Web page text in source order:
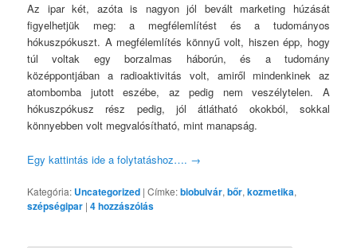
Az ipar két, azóta is nagyon jól bevált marketing húzását
figyelhetjük meg: a megfélemlítést és a tudományos
hókuszpókuszt. A megfélemlítés könnyű volt, hiszen épp, hogy
túl voltak egy borzalmas háborún, és a tudomány
középpontjában a radioaktivitás volt, amiről mindenkinek az
atombomba jutott eszébe, az pedig nem veszélytelen. A
hókuszpókusz rész pedig, jól átlátható okokból, sokkal
könnyebben volt megvalósítható, mint manapság.
Egy kattintás ide a folytatáshoz…. →
Kategória: Uncategorized |Címke:biobulvár,bőr,kozmetika,
szépségipar |4hozzászólás